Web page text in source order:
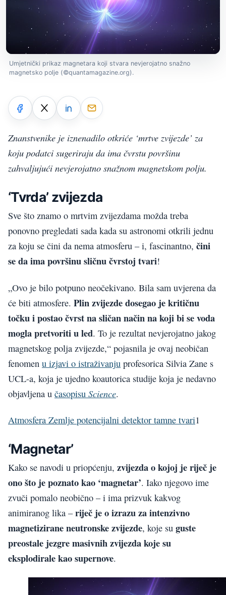
Umjetnički prikaz magnetara koji stvara nevjerojatno snažno
magnetsko polje (©quantamagazine.org).
Znanstvenike je iznenadilo otkriće ‘mrtve zvijezde’ za
koju podatci sugeriraju da ima čvrstu površinu
zahvaljujući nevjerojatno snažnom magnetskom polju.
‘Tvrda’ zvijezda
Sve što znamo o mrtvim zvijezdama možda treba
ponovno pregledati sada kada su astronomi otkrili jednu
za koju se čini da nema atmosferu – i, fascinantno, čini
se da ima površinu sličnu čvrstoj tvari!
„Ovo je bilo potpuno neočekivano. Bila sam uvjerena da
će biti atmosfere. Plin zvijezde dosegao je kritičnu
točku i postao čvrst na sličan način na koji bi se voda
mogla pretvoriti u led. To je rezultat nevjerojatno jakog
magnetskog polja zvijezde,“ pojasnila je ovaj neobičan
fenomen u izjavi o istraživanju profesorica Silvia Zane s
UCL-a, koja je ujedno koautorica studije koja je nedavno
objavljena u časopisu Science.
Atmosfera Zemlje potencijalni detektor tamne tvari1
‘Magnetar’
Kako se navodi u priopćenju, zvijezda o kojoj je riječ je
ono što je poznato kao ‘magnetar’. Iako njegovo ime
zvuči pomalo neobično – i ima prizvuk kakvog
animiranog lika –riječ je o izrazu za intenzivno
magnetizirane neutronske zvijezde, koje su guste
preostale jezgre masivnih zvijezda koje su
eksplodirale kao supernove.